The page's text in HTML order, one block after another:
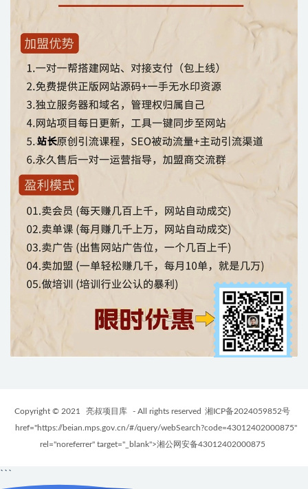
Copyright © 2021 亮叔项目库 - All rights reserved 湘ICP备2024059852号
href="https://beian.mps.gov.cn/#/query/webSearch?code=43012402000875"
rel="noreferrer" target="_blank">湘公网安备43012402000875
```